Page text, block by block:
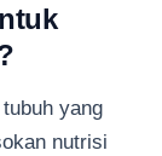
yang
nutrisi